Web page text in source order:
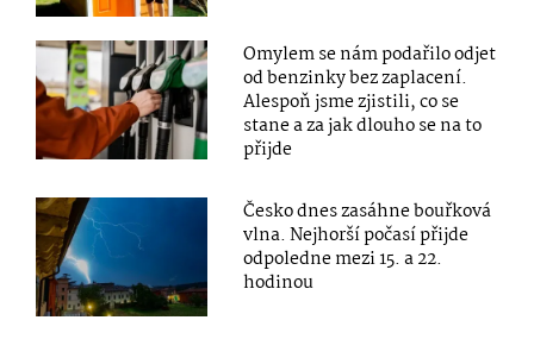
Omylem se nám podařilo odjet
od benzinky bez zaplacení.
Alespoň jsme zjistili, co se
stane a za jak dlouho se na to
přijde
Česko dnes zasáhne bouřková
vlna. Nejhorší počasí přijde
odpoledne mezi 15. a 22.
hodinou